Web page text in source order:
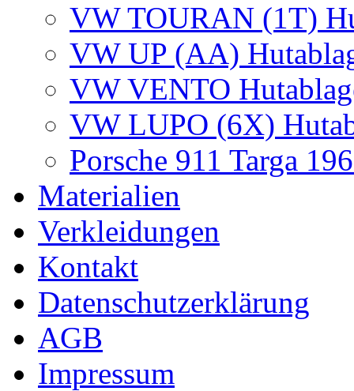
VW TOURAN (1T)
VW UP (AA)
VW VENTO
VW LUPO (6X)
Porsche 911 Targa
Materialien
Verkleidungen
Kontakt
Datenschutzerklärung
AGB
Impressum